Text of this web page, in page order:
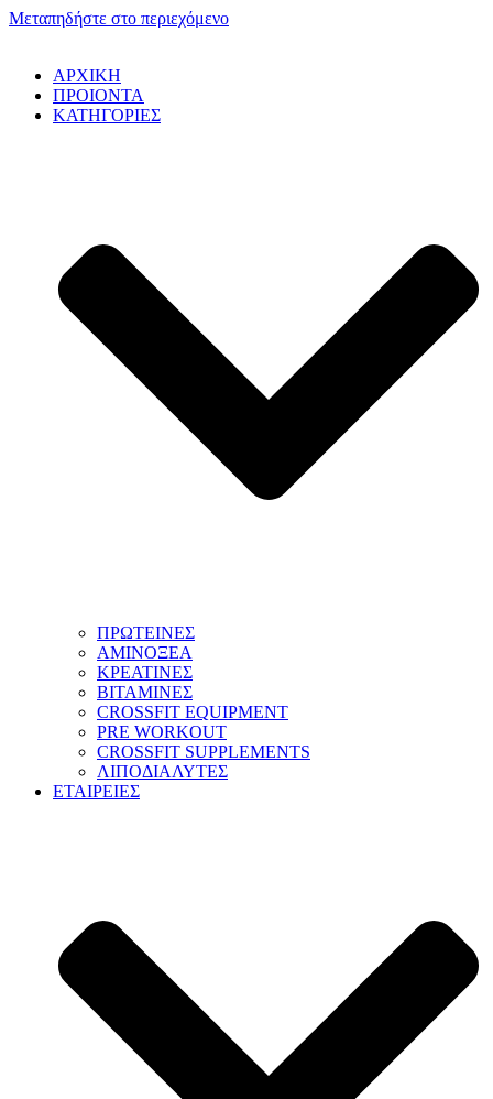
Μεταπηδήστε στο περιεχόμενο
ΑΡΧΙΚΗ
ΠΡΟΙΟΝΤΑ
ΚΑΤΗΓΟΡΙΕΣ
ΠΡΩΤΕΙΝΕΣ
ΑΜΙΝΟΞΕΑ
ΚΡΕΑΤΙΝΕΣ
ΒΙΤΑΜΙΝΕΣ
CROSSFIT EQUIPMENT
PRE WORKOUT
CROSSFIT SUPPLEMENTS
ΛΙΠΟΔΙΑΛΥΤΕΣ
ΕΤΑΙΡΕΙΕΣ